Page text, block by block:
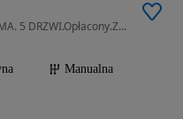
1598 cm3 • 115 KM • 1.6 B. 115 PS. KLIMA. 5 DRZWI.Opłacony.Z Niemiec
Manualna